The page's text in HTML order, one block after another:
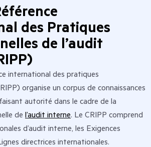
des Pratiques
de l’audit
international des pratiques
organise un corpus de connaissances
autorité dans le cadre de la
de l’audit interne. Le CRIPP comprend
d’audit interne, les Exigences
directrices internationales.